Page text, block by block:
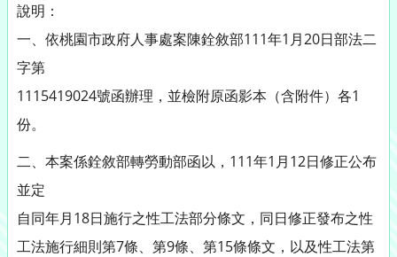
說明：
一、依桃園市政府人事處案陳銓敘部111年1月20日部法二
字第
1115419024號函辦理，並檢附原函影本（含附件）各1
份。
二、本案係銓敘部轉勞動部函以，111年1月12日修正公布
並定
自同年月18日施行之性工法部分條文，同日修正發布之性
工法施行細則第7條、第9條、第15條條文，以及性工法第